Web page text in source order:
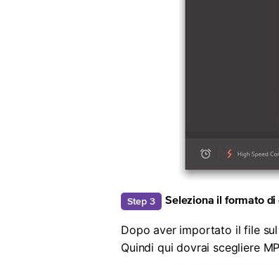
Step 3 Seleziona il formato di
Dopo aver importato il file
Quindi qui dovrai scegliere